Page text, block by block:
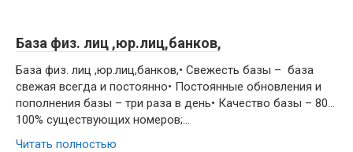
База физ. лиц ,юр.лиц,банков,
База физ. лиц ,юр.лиц,банков,• Свежесть базы – база
свежая всегда и постоянно• Постоянные обновления и
пополнения базы – три раза в день• Качество базы – 80…
100% существующих номеров;…
Читать полностью